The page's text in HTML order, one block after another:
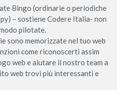
Bingo (ordinarie o periodiche
– sostiene Codere Italia- non
pilotate.
sono memorizzate nel tuo web
come riconoscerti assim
web e aiutare il nostro team a
web trovi più interessanti e